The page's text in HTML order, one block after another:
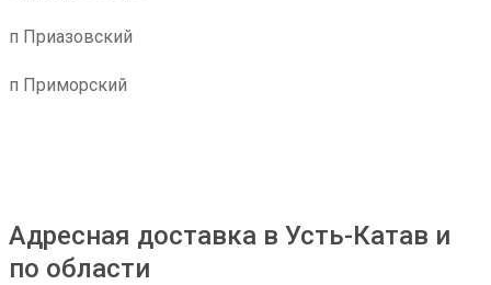
п Приазовский
п Приморский
Адресная доставка в Усть-Катав и
по области